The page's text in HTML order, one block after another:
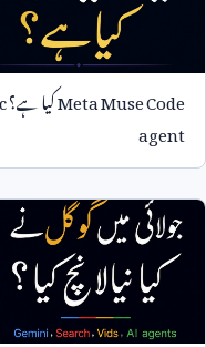
Meta Muse Codeکیا ہے؟
agent